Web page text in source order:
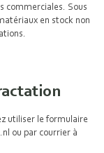
commerciales. Sous
en stock non
utiliser le formulaire
ou par courrier à